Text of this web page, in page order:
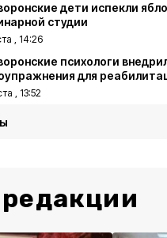
дети испекли
студии
, 14:26
психологи
для
, 13:52